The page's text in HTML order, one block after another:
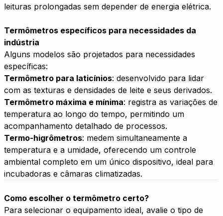
leituras prolongadas sem depender de energia elétrica.
Termômetros específicos para necessidades da
indústria
Alguns modelos são projetados para necessidades
específicas:
Termômetro para laticínios: desenvolvido para lidar
com as texturas e densidades de leite e seus derivados.
Termômetro máxima e mínima: registra as variações de
temperatura ao longo do tempo, permitindo um
acompanhamento detalhado de processos.
Termo-higrômetros: medem simultaneamente a
temperatura e a umidade, oferecendo um controle
ambiental completo em um único dispositivo, ideal para
incubadoras e câmaras climatizadas.
Como escolher o termômetro certo?
Para selecionar o equipamento ideal, avalie o tipo de